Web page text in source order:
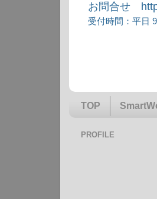
お問合せ
受付時間：平日
TOP
PROFILE